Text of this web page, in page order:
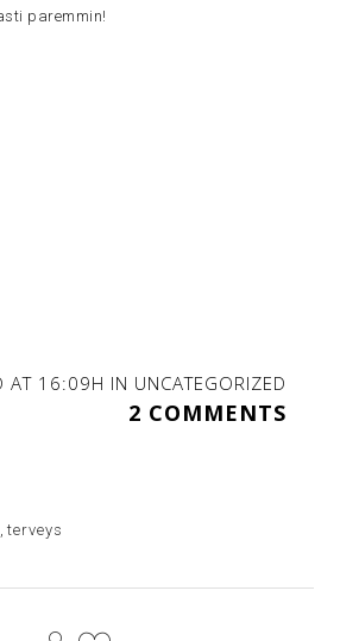
paremmin!
AT 16:09H IN UNCATEGORIZED
2 COMMENTS
,terveys